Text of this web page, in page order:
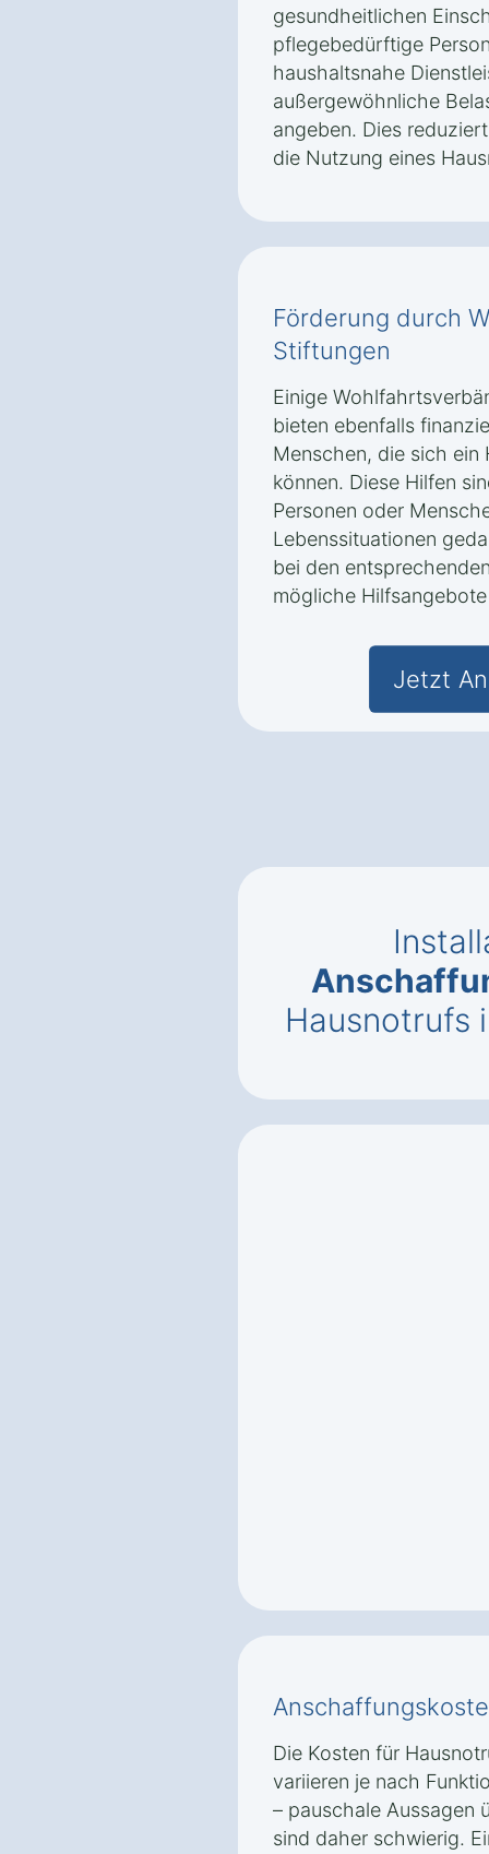
gesundheitlichen
pflegebedürftige
haushaltsnahe
außergewöhnliche
angeben. Dies
die Nutzung eines
Förderung durch
Stiftungen
Einige
bieten ebenfalls
Menschen, die sich ein
können. Diese Hilfen
Personen oder
Lebenssituationen
bei den
mögliche
Jetzt
Hausnotrufs
Die Kosten für
variieren je nach
– pauschale Aussagen
sind daher schwierig.